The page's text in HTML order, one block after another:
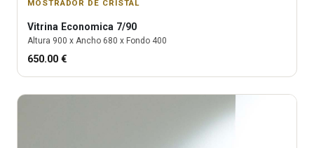
MOSTRADOR DE CRISTAL
Vitrina Economica 7/90
Altura 900 x Ancho 680 x Fondo 400
650.00 €